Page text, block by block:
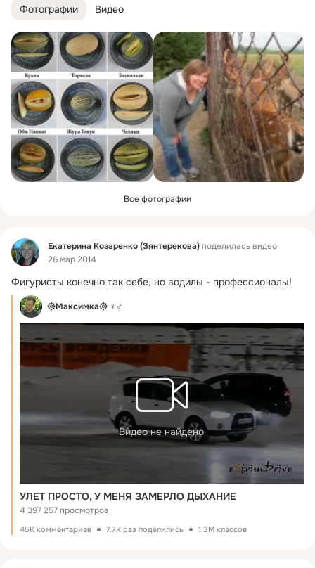
Фотографии Видео
Все фотографии
Фид Екатерина Козаренко (Зянтерекова)поделилась видео
26 мар 2014
Фигуристы конечно так себе, но водилы - профессионалы!
۞Максимка۞ ♀♂
Видео не найдено
УЛЕТ ПРОСТО, У МЕНЯ ЗАМЕРЛО ДЫХАНИЕ
4 397 257 просмотров
45K комментариев 7.7K раз поделились 1.3M классов